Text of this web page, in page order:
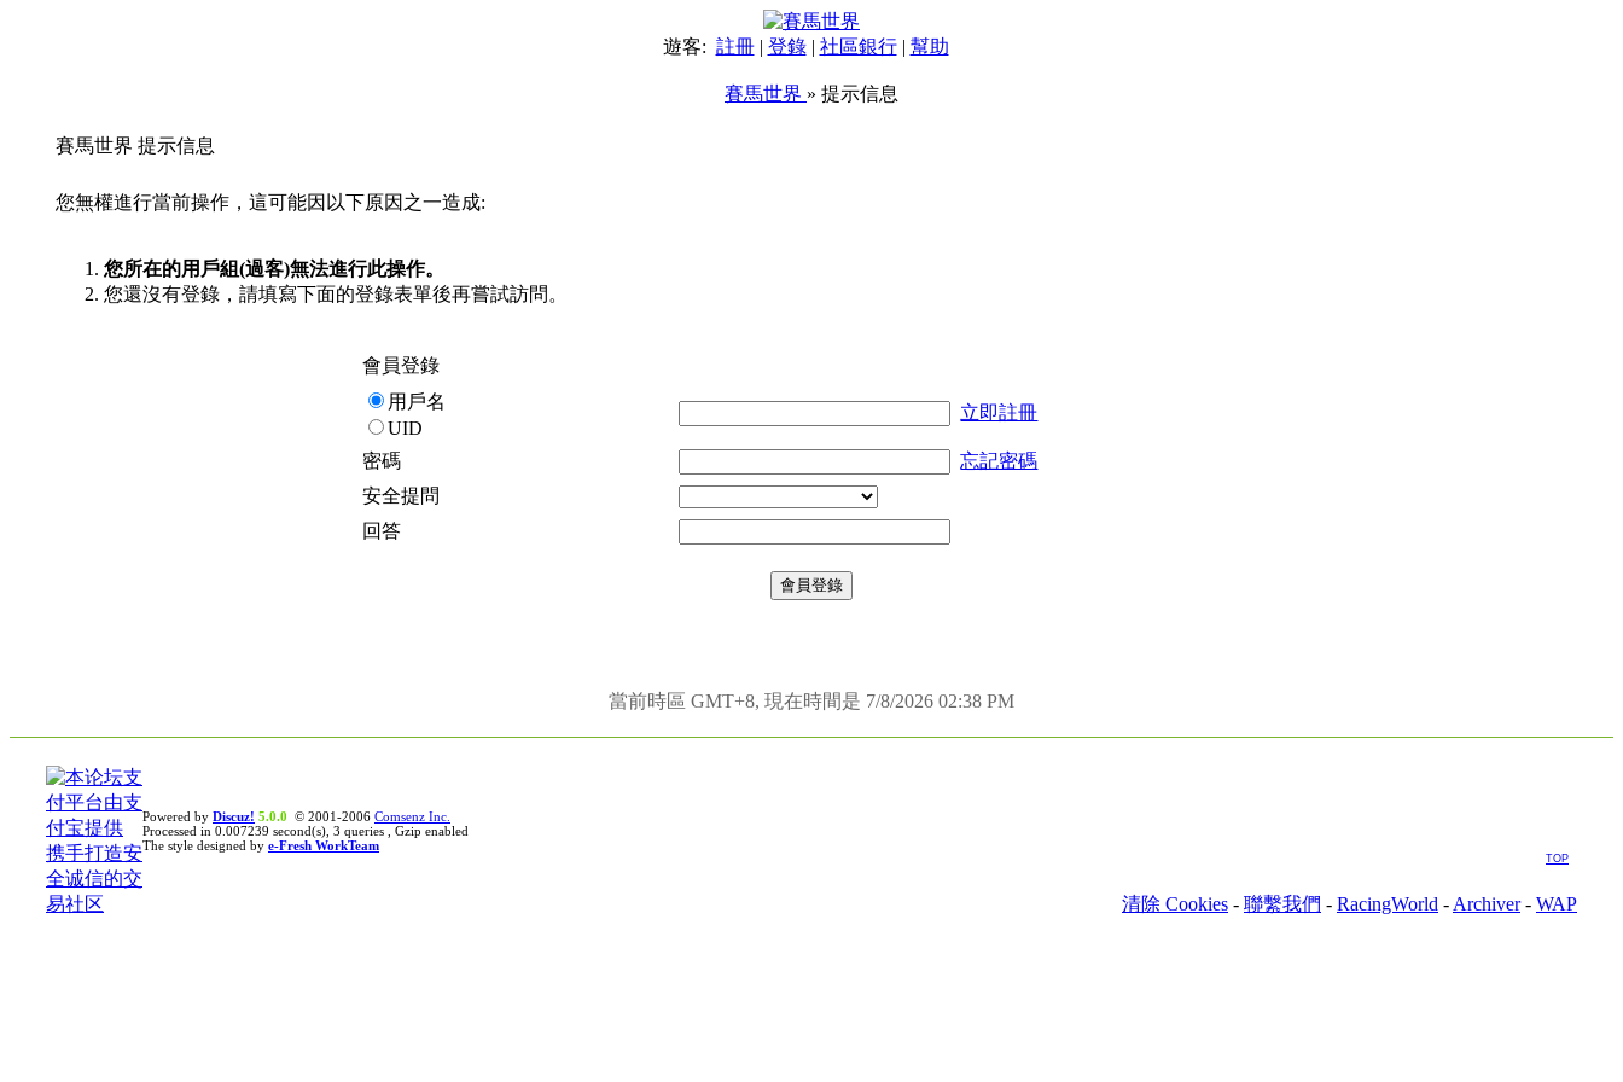
遊客: 註冊| 登錄| 社區銀行| 幫助
賽馬世界 » 提示信息
賽馬世界 提示信息
您無權進行當前操作，這可能因以下原因之一造成:
您所在的用戶組(過客)無法進行此操作。
您還沒有登錄，請填寫下面的登錄表單後再嘗試訪問。
會員登錄
用戶名
UID
立即註冊
密碼
忘記密碼
安全提問
回答
當前時區 GMT+8, 現在時間是 7/8/2026 02:38 PM
Powered by Discuz! 5.0.0 © 2001-2006 Comsenz Inc.
Processed in 0.007239 second(s), 3 queries , Gzip enabled
The style designed by e-Fresh WorkTeam
TOP
清除 Cookies - 聯繫我們 - RacingWorld - Archiver- WAP